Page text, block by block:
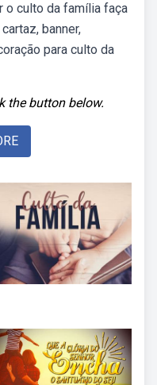
o culto da família faça
banner,
para culto da
the button below.